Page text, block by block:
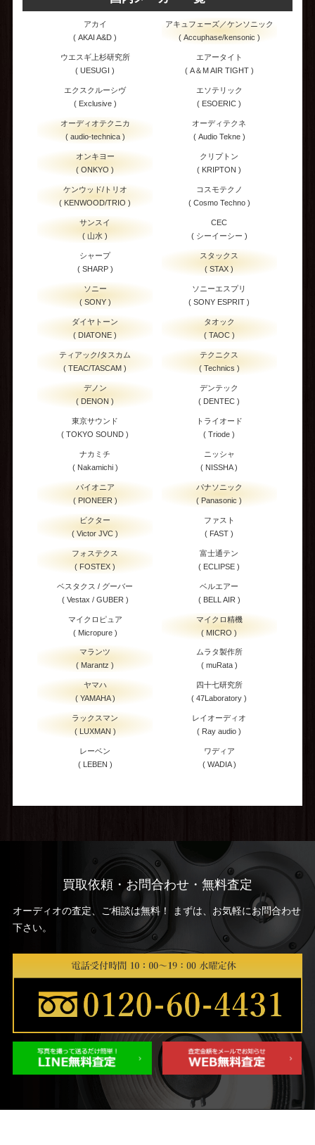
アカイ
( AKAI A&D )
アキュフェーズ／ケンソニック
( Accuphase/kensonic )
ウエスギ上杉研究所
( UESUGI )
エアータイト
( A＆M AIR TIGHT )
エクスクルーシヴ
( Exclusive )
エソテリック
( ESOERIC )
オーディオテクニカ
( audio-technica )
オーディテクネ
( Audio Tekne )
オンキヨー
( ONKYO )
クリプトン
( KRIPTON )
ケンウッド/トリオ
( KENWOOD/TRIO )
コスモテクノ
( Cosmo Techno )
サンスイ
( 山水 )
CEC
( シーイーシー )
シャープ
( SHARP )
スタックス
( STAX )
ソニー
( SONY )
ソニーエスプリ
( SONY ESPRIT )
ダイヤトーン
( DIATONE )
タオック
( TAOC )
ティアック/タスカム
( TEAC/TASCAM )
テクニクス
( Technics )
デノン
( DENON )
デンテック
( DENTEC )
東京サウンド
( TOKYO SOUND )
トライオード
( Triode )
ナカミチ
( Nakamichi )
ニッシャ
( NISSHA )
パイオニア
( PIONEER )
パナソニック
( Panasonic )
ビクター
( Victor JVC )
ファスト
( FAST )
フォステクス
( FOSTEX )
富士通テン
( ECLIPSE )
ベスタクス / グーバー
( Vestax / GUBER )
ベルエアー
( BELL AIR )
マイクロピュア
( Micropure )
マイクロ精機
( MICRO )
マランツ
( Marantz )
ムラタ製作所
( muRata )
ヤマハ
( YAMAHA )
四十七研究所
( 47Laboratory )
ラックスマン
( LUXMAN )
レイオーディオ
( Ray audio )
レーベン
( LEBEN )
ワディア
( WADIA )
買取依頼・お問合わせ・無料査定
オーディオの査定、ご相談は無料！ まずは、お気軽にお問合わせ
下さい。